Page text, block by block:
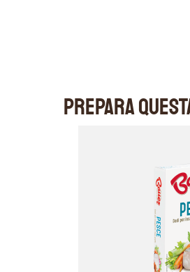
PREPARA